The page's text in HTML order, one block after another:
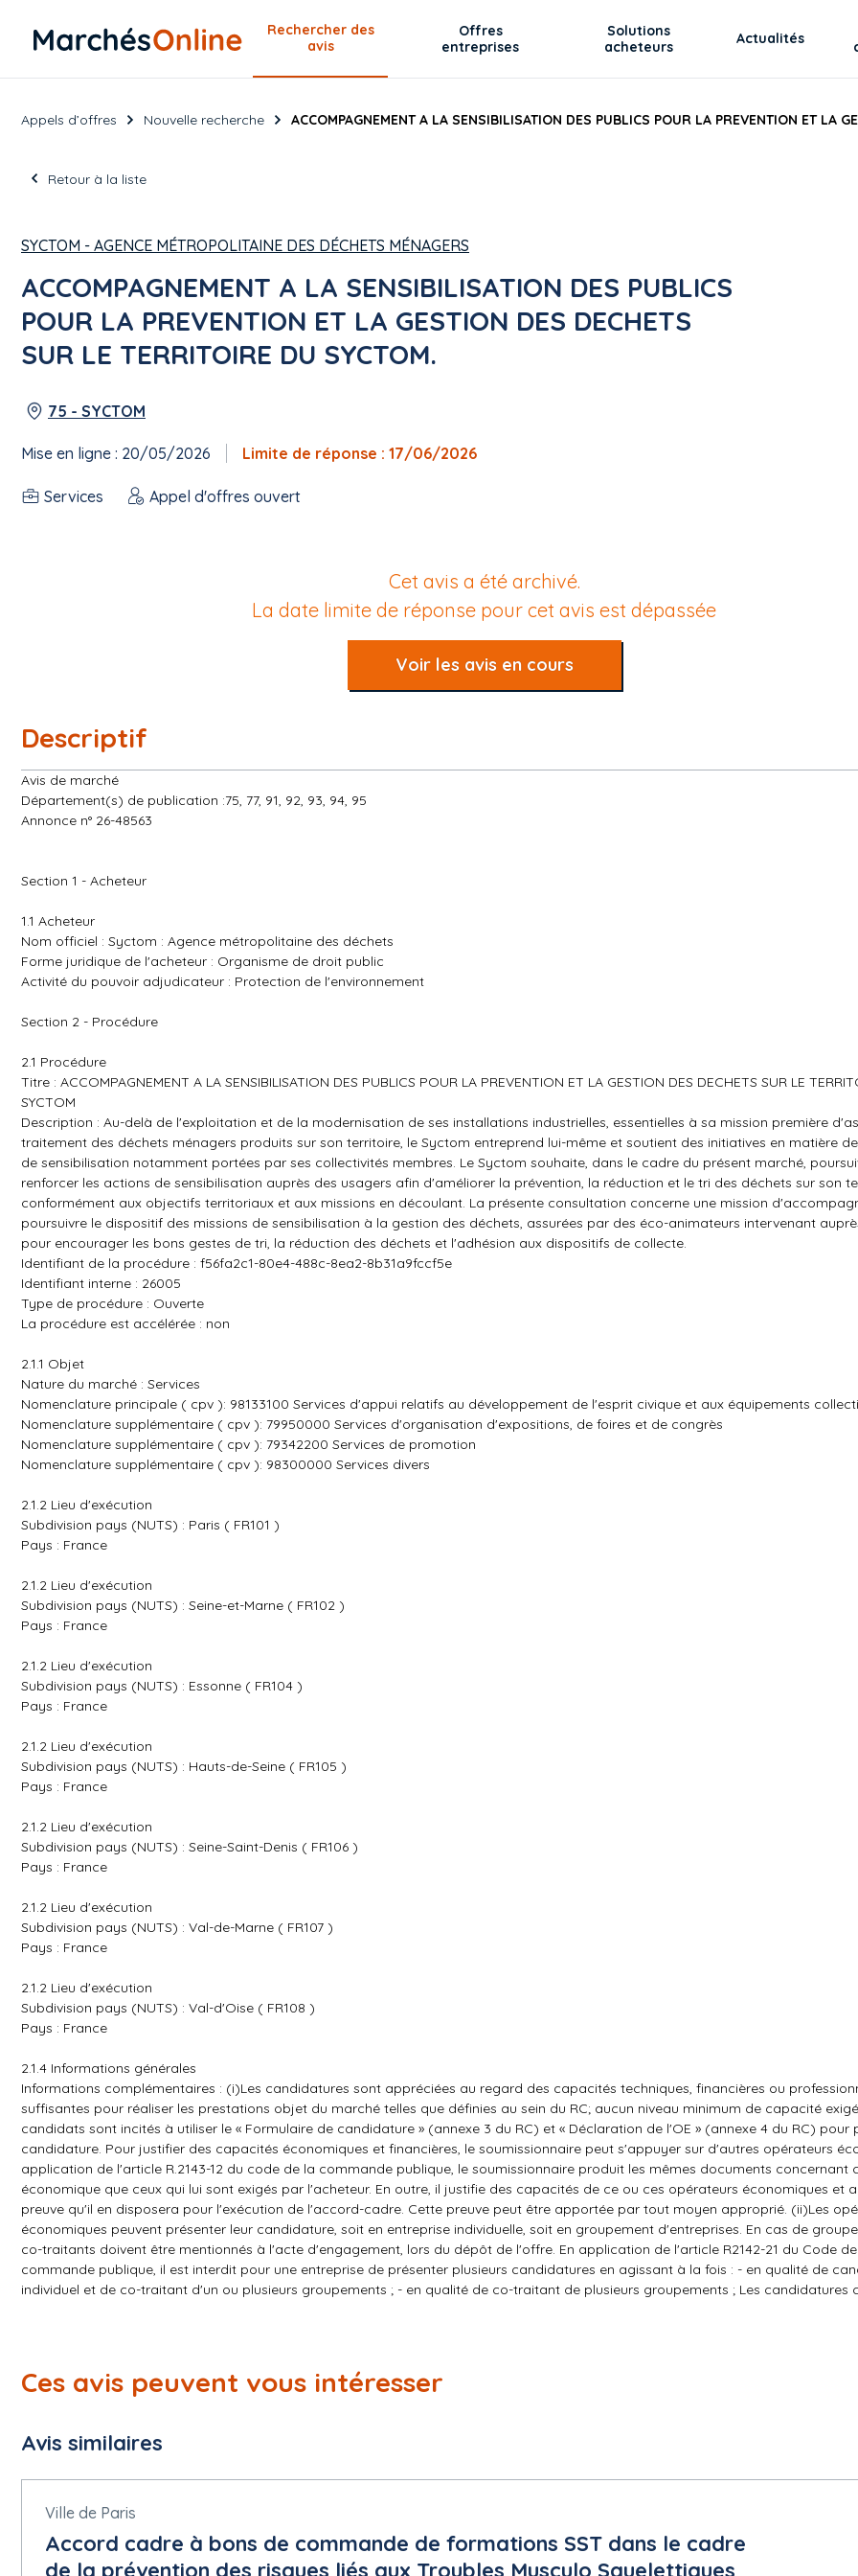
Rechercher des
avis
Offres
entreprises
Solutions
acheteurs
Actualités
Appels d’offres Nouvelle recherche ACCOMPAGNEMENT A LA SENSIBILISATION DES PUBLICS POUR LA PREVENTION ET LA
Retour à la liste
SYCTOM - AGENCE MÉTROPOLITAINE DES DÉCHETS MÉNAGERS
ACCOMPAGNEMENT A LA SENSIBILISATION DES PUBLICS
POUR LA PREVENTION ET LA GESTION DES DECHETS
SUR LE TERRITOIRE DU SYCTOM.
75 - SYCTOM
Mise en ligne : 20/05/2026 Limite de réponse : 17/06/2026
Services Appel d'offres ouvert
Cet avis a été archivé.
La date limite de réponse pour cet avis est dépassée
Voir les avis en cours
Descriptif
Avis de marché
Département(s) de publication :75, 77, 91, 92, 93, 94, 95
Annonce n° 26-48563
Section 1 - Acheteur
1.1 Acheteur
Nom officiel : Syctom : Agence métropolitaine des déchets
Forme juridique de l'acheteur : Organisme de droit public
Activité du pouvoir adjudicateur : Protection de l'environnement
Section 2 - Procédure
2.1 Procédure
Titre : ACCOMPAGNEMENT A LA SENSIBILISATION DES PUBLICS POUR LA PREVENTION ET LA GESTION DES DECHETS SUR LE
SYCTOM
Description : Au-delà de l'exploitation et de la modernisation de ses installations industrielles, essentielles à sa mission première
traitement des déchets ménagers produits sur son territoire, le Syctom entreprend lui-même et soutient des initiatives en matière
de sensibilisation notamment portées par ses collectivités membres. Le Syctom souhaite, dans le cadre du présent marché,
renforcer les actions de sensibilisation auprès des usagers afin d'améliorer la prévention, la réduction et le tri des déchets sur son
conformément aux objectifs territoriaux et aux missions en découlant. La présente consultation concerne une mission
poursuivre le dispositif des missions de sensibilisation à la gestion des déchets, assurées par des éco-animateurs intervenant
pour encourager les bons gestes de tri, la réduction des déchets et l'adhésion aux dispositifs de collecte.
Identifiant de la procédure : f56fa2c1-80e4-488c-8ea2-8b31a9fccf5e
Identifiant interne : 26005
Type de procédure : Ouverte
La procédure est accélérée : non
2.1.1 Objet
Nature du marché : Services
Nomenclature principale ( cpv ): 98133100 Services d'appui relatifs au développement de l'esprit civique et aux équipements
Nomenclature supplémentaire ( cpv ): 79950000 Services d'organisation d'expositions, de foires et de congrès
Nomenclature supplémentaire ( cpv ): 79342200 Services de promotion
Nomenclature supplémentaire ( cpv ): 98300000 Services divers
2.1.2 Lieu d'exécution
Subdivision pays (NUTS) : Paris ( FR101 )
Pays : France
2.1.2 Lieu d'exécution
Subdivision pays (NUTS) : Seine-et-Marne ( FR102 )
Pays : France
2.1.2 Lieu d'exécution
Subdivision pays (NUTS) : Essonne ( FR104 )
Pays : France
2.1.2 Lieu d'exécution
Subdivision pays (NUTS) : Hauts-de-Seine ( FR105 )
Pays : France
2.1.2 Lieu d'exécution
Subdivision pays (NUTS) : Seine-Saint-Denis ( FR106 )
Pays : France
2.1.2 Lieu d'exécution
Subdivision pays (NUTS) : Val-de-Marne ( FR107 )
Pays : France
2.1.2 Lieu d'exécution
Subdivision pays (NUTS) : Val-d'Oise ( FR108 )
Pays : France
2.1.4 Informations générales
Informations complémentaires : (i)Les candidatures sont appréciées au regard des capacités techniques, financières ou
suffisantes pour réaliser les prestations objet du marché telles que définies au sein du RC; aucun niveau minimum de capacité
candidats sont incités à utiliser le « Formulaire de candidature » (annexe 3 du RC) et « Déclaration de l'OE » (annexe 4 du RC) pour
candidature. Pour justifier des capacités économiques et financières, le soumissionnaire peut s'appuyer sur d'autres opérateurs
application de l'article R.2143-12 du code de la commande publique, le soumissionnaire produit les mêmes documents concernant
économique que ceux qui lui sont exigés par l'acheteur. En outre, il justifie des capacités de ce ou ces opérateurs économiques et
preuve qu'il en disposera pour l'exécution de l'accord-cadre. Cette preuve peut être apportée par tout moyen approprié. (ii)Les
économiques peuvent présenter leur candidature, soit en entreprise individuelle, soit en groupement d'entreprises. En cas de
co-traitants doivent être mentionnés à l'acte d'engagement, lors du dépôt de l'offre. En application de l'article R2142-21 du Code
commande publique, il est interdit pour une entreprise de présenter plusieurs candidatures en agissant à la fois : - en qualité de
individuel et de co-traitant d'un ou plusieurs groupements ; - en qualité de co-traitant de plusieurs groupements ; Les candidatures
jours avant la date de remise des offres, une demande écrite via la plateforme de dématérialisation :
alors adressée, par écrit, à tous les opérateurs économiques ayant retiré le dossier, 6 jours au plus tard avant la date limite de
Directive 2014/24/UE
Conditions de présentation :
Conditions du marché :
Nombre maximal de lots pouvant être attribués à un soumissionnaire dans le cadre de marchés : 2
Ces avis peuvent vous intéresser
Avis similaires
Ville de Paris
Accord cadre à bons de commande de formations SST dans le cadre
de la prévention des risques liés aux Troubles Musculo Squelettiques